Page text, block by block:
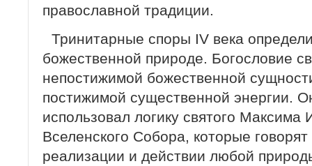
православной традиции.
Тринитарные споры IV века
божественной природе. Богословие
непостижимой божественной
постижимой существенной энергии.
использовал логику святого Максима
Вселенского Собора, которые говорят
реализации и действии любой